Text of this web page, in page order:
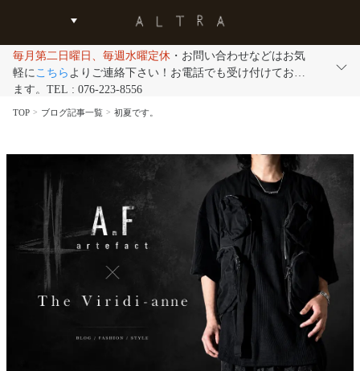
毎月第二日曜日、毎週水曜定休 ・お問い合わせなどはお気
軽にこちら よりご連絡下さい！お電話でも受け付けており
ます。TEL : 076-223-8556
TOP ブログ記事一覧 初夏です。